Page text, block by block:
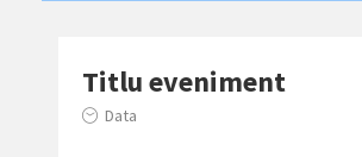
Titlu eveniment
Data